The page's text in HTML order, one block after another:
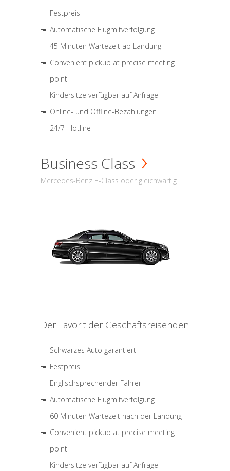
Festpreis
Automatische Flugmitverfolgung
45 Minuten Wartezeit ab Landung
Convenient pickup at precise meeting
point
Kindersitze verfügbar auf Anfrage
Online- und Offline-Bezahlungen
24/7-Hotline
Business Class
Mercedes-Benz E-Class oder gleichwärtig
Der Favorit der Geschäftsreisenden
Schwarzes Auto garantiert
Festpreis
Englischsprechender Fahrer
Automatische Flugmitverfolgung
60 Minuten Wartezeit nach der Landung
Convenient pickup at precise meeting
point
Kindersitze verfügbar auf Anfrage